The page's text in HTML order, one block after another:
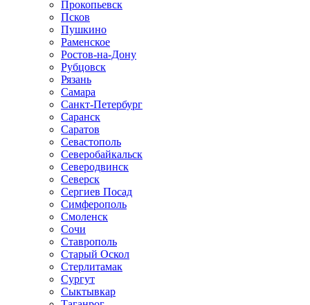
Прокопьевск
Псков
Пушкино
Раменское
Ростов-на-Дону
Рубцовск
Рязань
Самара
Санкт-Петербург
Саранск
Саратов
Севастополь
Северобайкальск
Северодвинск
Северск
Сергиев Посад
Симферополь
Смоленск
Сочи
Ставрополь
Старый Оскол
Стерлитамак
Сургут
Сыктывкар